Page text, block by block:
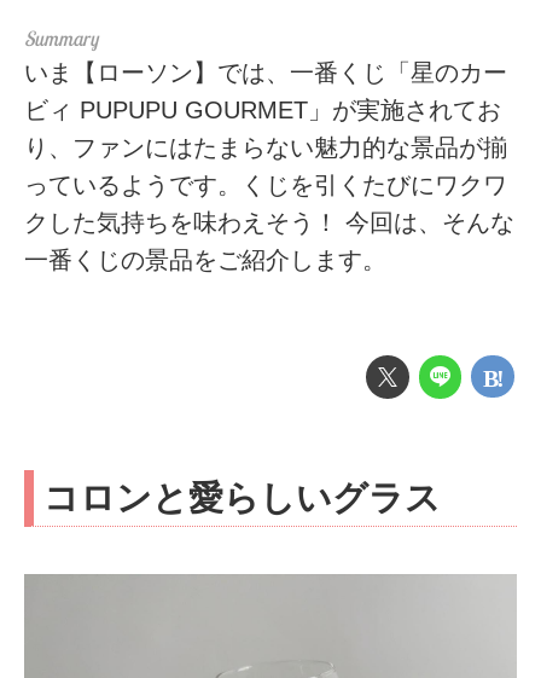
いま【ローソン】では、一番くじ「星のカー
ビィ PUPUPU GOURMET」が実施されてお
り、ファンにはたまらない魅力的な景品が揃
っているようです。くじを引くたびにワクワ
クした気持ちを味わえそう！ 今回は、そんな
一番くじの景品をご紹介します。
コロンと愛らしいグラス